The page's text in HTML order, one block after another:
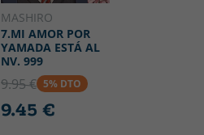
MASHIRO
7.MI AMOR POR
YAMADA ESTÁ AL
NV. 999
9.95 € 5% DTO
9.45 €